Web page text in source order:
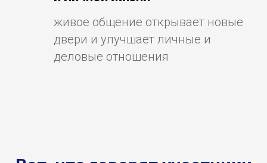
живое общение открывает новые
двери и улучшает личные и
деловые отношения